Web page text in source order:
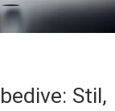
Stil,